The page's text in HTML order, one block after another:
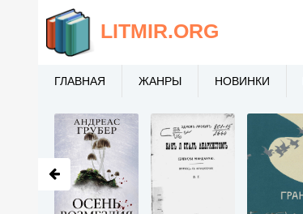
LITMIR.ORG
ГЛАВНАЯ ЖАНРЫ НОВИНКИ